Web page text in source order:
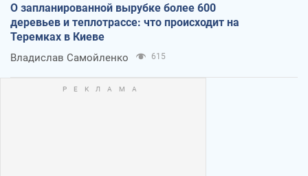
О запланированной вырубке более 600
деревьев и теплотрассе: что происходит на
Теремках в Киеве
Владислав Самойленко 615